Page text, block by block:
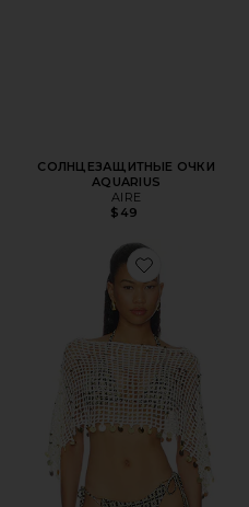
СОЛНЦЕЗАЩИТНЫЕ ОЧКИ
AQUARIUS
AIRE
$49
Favorite ПОНЧО